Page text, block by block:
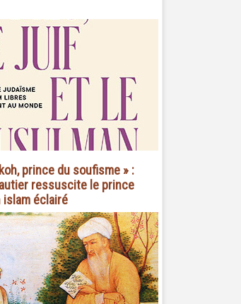
prince du soufisme » :
ressuscite le prince
islam éclairé